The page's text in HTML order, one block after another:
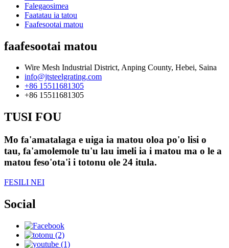
Falegaosimea
Faatatau ia tatou
Faafesootai matou
faafesootai matou
Wire Mesh Industrial District, Anping County, Hebei, Saina
info@jtsteelgrating.com
+86 15511681305
+86 15511681305
TUSI FOU
Mo fa'amatalaga e uiga ia matou oloa po'o lisi o
tau, fa'amolemole tu'u lau imeli ia i matou ma o le a
matou feso'ota'i i totonu ole 24 itula.
FESILI NEI
Social